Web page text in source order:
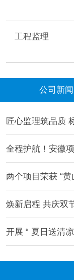
工程监理
公司新闻
匠心监理筑品质
开展 “ 夏日送清